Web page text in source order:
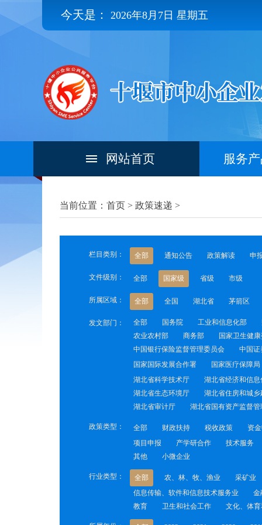
今天是： 2026年8月7日 星期五
网站首页 服务
当前位置：首页 > 政策速递 >
栏目类别： 全部 通知公告 政策解读 申
文件级别： 全部 国家级 省级 市级
所属区域： 全部 全国 湖北省 茅箭区
发文部门： 全部 国务院 工业和信息化部
农业农村部
商务部 国家卫生健
中国银行保险监督管理委员会
中国证
国家国际发展合作署
国家医疗保障局
湖北省科学技术厅
湖北省经济和信息
湖北省生态环境厅
湖北省住房和城乡
湖北省审计厅
湖北省国有资产监督管
政策类型： 全部 财政扶持 税收政策 资
项目申报
产学研合作 技术服务
其他
小微企业
行业类型： 全部 农、林、牧、渔业 采矿业
信息传输、软件和信息技术服务业
金
教育
卫生和社会工作 文化、体